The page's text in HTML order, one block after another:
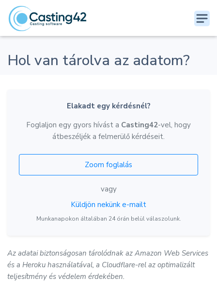
Hol van tárolva az adatom?
Elakadt egy kérdésnél?
Foglaljon egy gyors hívást a Casting42-vel, hogy
átbeszéljék a felmerülő kérdéseit.
Zoom foglalás
vagy
Küldjön nekünk e-mailt
Munkanapokon általában 24 órán belül válaszolunk.
Az adatai biztonságosan tárolódnak az Amazon Web Services
és a Heroku használatával, a Cloudflare-rel az optimalizált
teljesítmény és védelem érdekében.